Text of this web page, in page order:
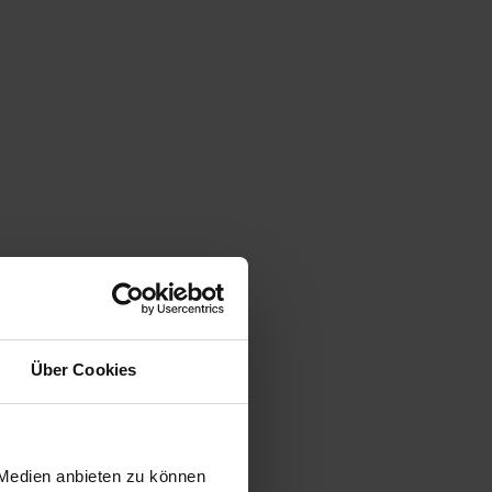
Über Cookies
anbieten zu können